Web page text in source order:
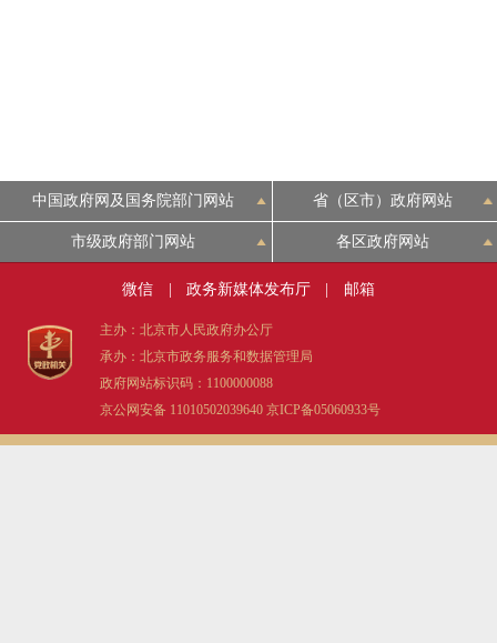
中国政府网及国务院部门网站 省（区市）政府网站
市级政府部门网站 各区政府网站
微信 政务新媒体发布厅 邮箱
主办：北京市人民政府办公厅
承办：北京市政务服务和数据管理局
政府网站标识码：1100000088
京公网安备 11010502039640 京ICP备05060933号